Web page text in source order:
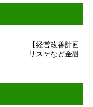
【経営改善計画】詳細は
リスケなど金融機関交渉